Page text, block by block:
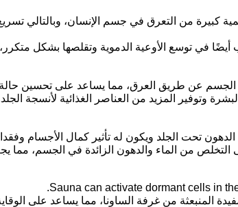
كبيرة من التعرق في جسم الإنسان، وبالتالي
في توسع الأوعية الدموية وتقلصها بشكل
الجسم عن طريق العرق، مما يساعد على تحسين
وتوفير المزيد من العناصر الغذائية لأنسجة
تحت الجلد ويكون له تأثير كمال الأجسام
التخلص من الماء والدهون الزائدة في الجسم، مما
Sauna can activate dormant cells in
المنبعثة من غرفة الساونا، مما يساعد على